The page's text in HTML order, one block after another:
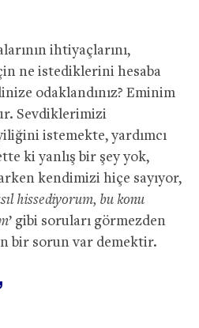
ihtiyaçlarını,
ne istediklerini hesaba
odaklandınız? Eminim
Sevdiklerimizi
istemekte, yardımcı
ki yanlış bir şey yok,
kendimizi hiçe sayıyor,
hissediyorum, bu konu
’ gibi soruları görmezden
bir sorun var demektir.